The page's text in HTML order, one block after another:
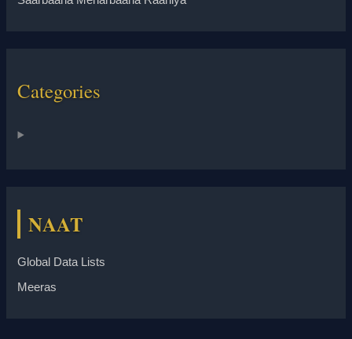
Categories
NAAT
Global Data Lists
Meeras